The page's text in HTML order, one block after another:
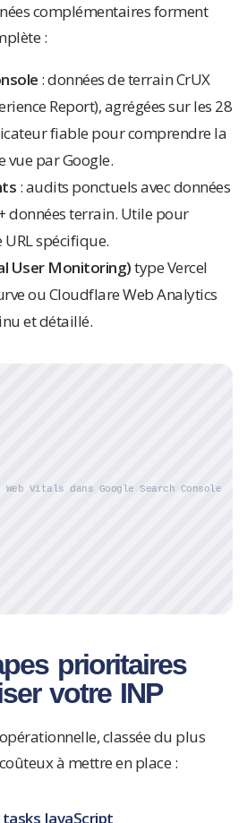
complémentaires forment
:
: données de terrain CrUX
Report), agrégées sur les 28
fiable pour comprendre la
vue par Google.
: audits ponctuels avec données
données terrain. Utile pour
spécifique.
User Monitoring)type Vercel
ou Cloudflare Web Analytics
et détaillé.
Vitals dans Google Search Console
prioritaires
votre INP
classée du plus
à mettre en place :
JavaScript